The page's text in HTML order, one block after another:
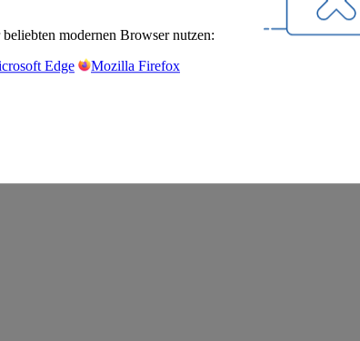
modernen Browser nutzen:
Edge Mozilla Firefox